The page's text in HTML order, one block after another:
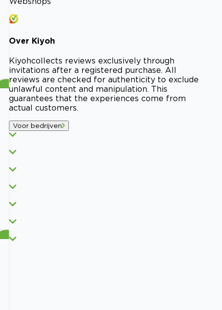
Over Kiyoh
Kiyohcollects reviews exclusively through
invitations after a registered purchase. All
reviews are checked for authenticity to exclude
unlawful content and manipulation. This
guarantees that the experiences come from
actual customers.
Voor bedrijven